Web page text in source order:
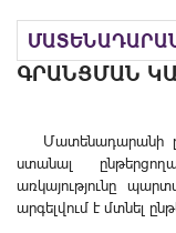
ԳՐԱՆՑՄԱՆ
Մատենադարանի
ստանալ
առկայությունը
արգելվում է մտնել